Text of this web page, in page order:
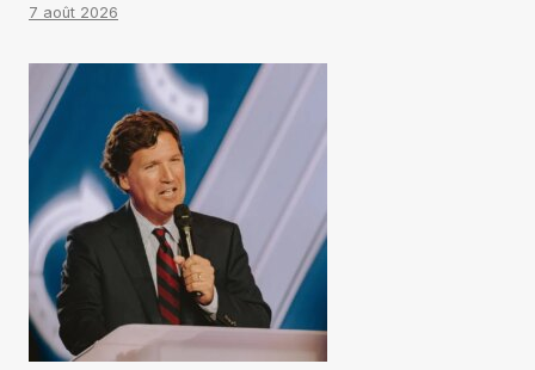
7 août 2026